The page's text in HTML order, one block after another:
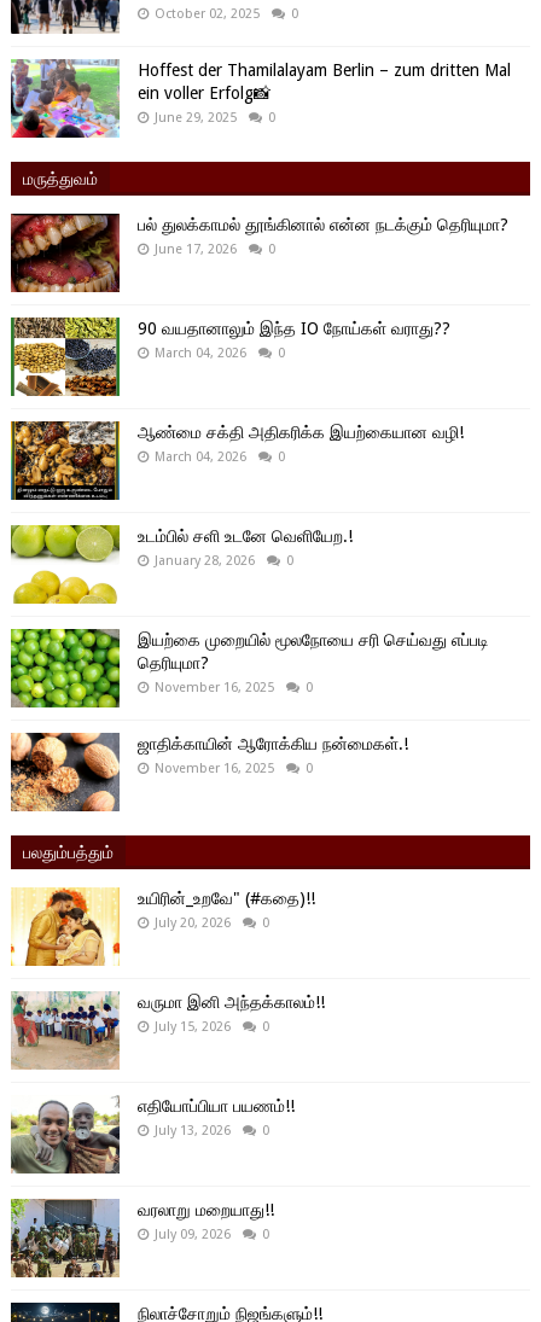
October 02, 2025 0
Hoffest der Thamilalayam Berlin – zum dritten Mal
ein voller Erfolg📸
June 29, 2025 0
மருத்துவம்
பல் துலக்காமல் தூங்கினால் என்ன நடக்கும் தெரியுமா?
June 17, 2026 0
90 வயதானாலும் இந்த IO நோய்கள் வராது??
March 04, 2026 0
ஆண்மை சக்தி அதிகரிக்க இயற்கையான வழி!
March 04, 2026 0
உடம்பில் சளி உடனே வெளியேற.!
January 28, 2026 0
இயற்கை முறையில் மூலநோயை சரி செய்வது எப்படி
தெரியுமா?
November 16, 2025 0
ஜாதிக்காயின் ஆரோக்கிய நன்மைகள்.!
November 16, 2025 0
பலதும்பத்தும்
உயிரின்_உறவே" (#கதை)!!
July 20, 2026 0
வருமா இனி அந்தக்காலம்!!
July 15, 2026 0
எதியோப்பியா பயணம்!!
July 13, 2026 0
வரலாறு மறையாது!!
July 09, 2026 0
நிலாச்சோறும் நிஜங்களும்!!